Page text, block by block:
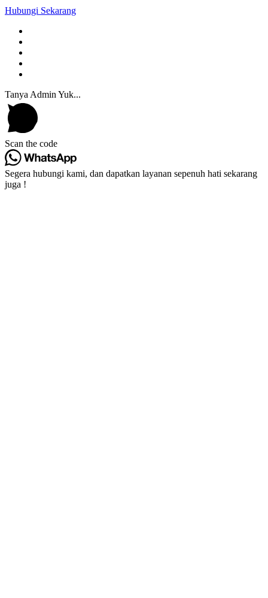
Hubungi Sekarang
Tanya Admin Yuk...
Scan the code
Segera hubungi kami, dan dapatkan layanan sepenuh hati sekarang
juga !